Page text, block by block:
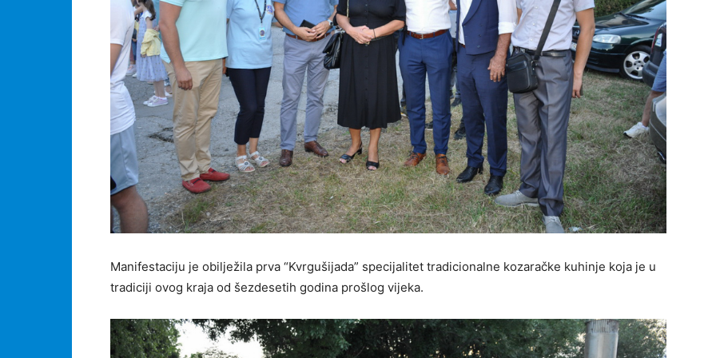
Manifestaciju je obilježila prva “Kvrgušijada” specijalitet tradicionalne kozaračke kuhinje koja je u
tradiciji ovog kraja od šezdesetih godina prošlog vijeka.